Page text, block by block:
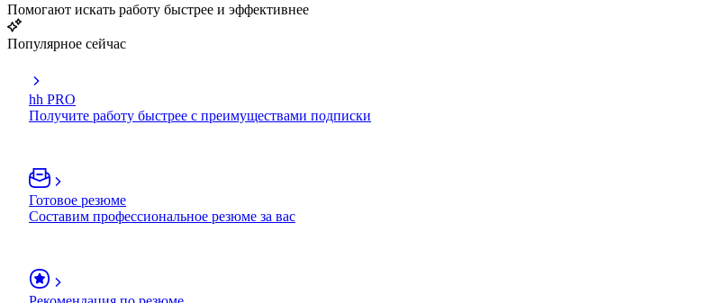
Помогают искать работу быстрее и эффективнее
Популярное сейчас
hh PRO
Получите работу быстрее с преимуществами подписки
Готовое резюме
Составим профессиональное резюме за вас